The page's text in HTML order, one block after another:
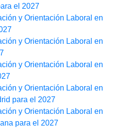
el 2027
y Orientación Laboral en
y Orientación Laboral en
y Orientación Laboral en
y Orientación Laboral en
para el 2027
y Orientación Laboral en
para el 2027